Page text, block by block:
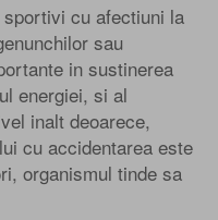
cu afectiuni la
sau
in sustinerea
energiei, si al
inalt deoarece,
cu accidentarea este
organismul tinde sa